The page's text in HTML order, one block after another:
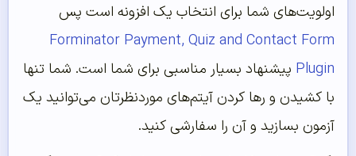
اولویت‌‌های شما برای انتخاب یک افزونه است پس
Forminator Payment, Quiz and Contact Form
Plugin پیشنهاد بسیار مناسبی برای شما است. شما تنها
با کشیدن و رها کردن آیتم‌‌های موردنظرتان می‌‌توانید یک
آزمون بسازید و آن را سفارشی کنید.